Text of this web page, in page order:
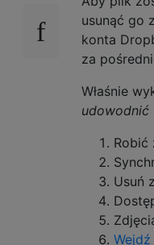
usunąć go
konta
za
Właśnie
udowodnić
Robić
Usuń